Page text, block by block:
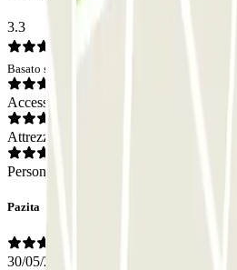
3.3
Basato su 3 opinioni
Accesso
Attrezzatura
Personale
Pazita
30/05/2026